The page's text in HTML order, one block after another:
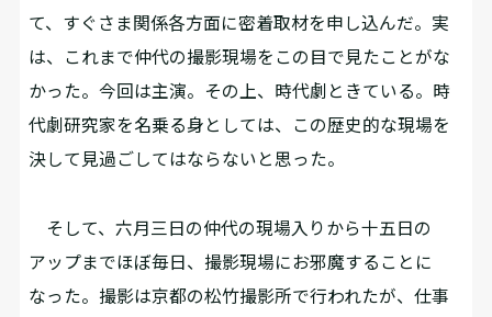
て、すぐさま関係各方面に密着取材を申し込んだ。実
は、これまで仲代の撮影現場をこの目で見たことがな
かった。今回は主演。その上、時代劇ときている。時
代劇研究家を名乗る身としては、この歴史的な現場を
決して見過ごしてはならないと思った。
そして、六月三日の仲代の現場入りから十五日の
アップまでほぼ毎日、撮影現場にお邪魔することに
なった。撮影は京都の松竹撮影所で行われたが、仕事